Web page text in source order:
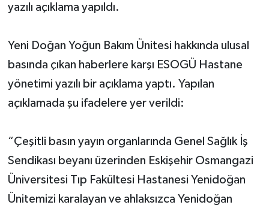
yazılı açıklama yapıldı.
Yeni Doğan Yoğun Bakım Ünitesi hakkında ulusal
basında çıkan haberlere karşı ESOGÜ Hastane
yönetimi yazılı bir açıklama yaptı. Yapılan
açıklamada şu ifadelere yer verildi:
“Çeşitli basın yayın organlarında Genel Sağlık İş
Sendikası beyanı üzerinden Eskişehir Osmangazi
Üniversitesi Tıp Fakültesi Hastanesi Yenidoğan
Ünitemizi karalayan ve ahlaksızca Yenidoğan